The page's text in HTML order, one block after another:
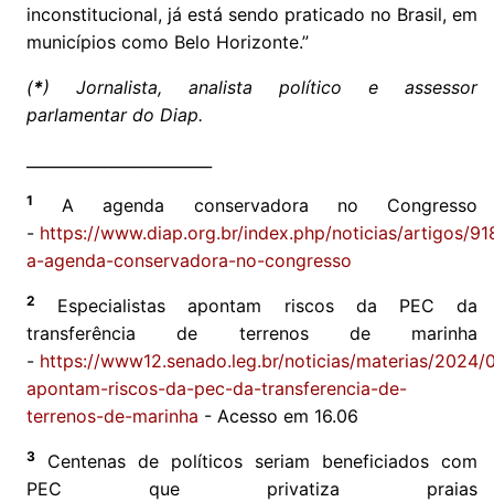
inconstitucional, já está sendo praticado no Brasil, em
municípios como Belo Horizonte.”
(*) Jornalista, analista político e assessor
parlamentar do Diap.
1
A agenda conservadora no Congresso
- https://www.diap.org.br/index.php/noticias/artigos/
a-agenda-conservadora-no-congresso
2
Especialistas apontam riscos da PEC da
transferência de terrenos de marinha
- https://www12.senado.leg.br/noticias/materias/2024/
apontam-riscos-da-pec-da-transferencia-de-
terrenos-de-marinha - Acesso em 16.06
3
Centenas de políticos seriam beneficiados com
PEC que privatiza praias